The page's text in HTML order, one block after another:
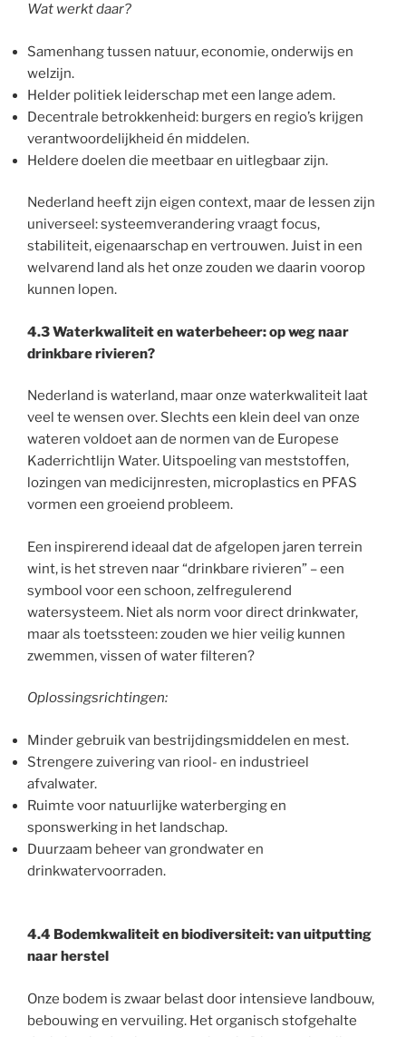
Wat werkt daar?
Samenhang tussen natuur, economie, onderwijs en
welzijn.
Helder politiek leiderschap met een lange adem.
Decentrale betrokkenheid: burgers en regio’s krijgen
verantwoordelijkheid én middelen.
Heldere doelen die meetbaar en uitlegbaar zijn.
Nederland heeft zijn eigen context, maar de lessen zijn
universeel: systeemverandering vraagt focus,
stabiliteit, eigenaarschap en vertrouwen. Juist in een
welvarend land als het onze zouden we daarin voorop
kunnen lopen.
4.3 Waterkwaliteit en waterbeheer: op weg naar
drinkbare rivieren?
Nederland is waterland, maar onze waterkwaliteit laat
veel te wensen over. Slechts een klein deel van onze
wateren voldoet aan de normen van de Europese
Kaderrichtlijn Water. Uitspoeling van meststoffen,
lozingen van medicijnresten, microplastics en PFAS
vormen een groeiend probleem.
Een inspirerend ideaal dat de afgelopen jaren terrein
wint, is het streven naar “drinkbare rivieren” – een
symbool voor een schoon, zelfregulerend
watersysteem. Niet als norm voor direct drinkwater,
maar als toetssteen: zouden we hier veilig kunnen
zwemmen, vissen of water filteren?
Oplossingsrichtingen:
Minder gebruik van bestrijdingsmiddelen en mest.
Strengere zuivering van riool- en industrieel
afvalwater.
Ruimte voor natuurlijke waterberging en
sponswerking in het landschap.
Duurzaam beheer van grondwater en
drinkwatervoorraden.
4.4 Bodemkwaliteit en biodiversiteit: van uitputting
naar herstel
Onze bodem is zwaar belast door intensieve landbouw,
bebouwing en vervuiling. Het organisch stofgehalte